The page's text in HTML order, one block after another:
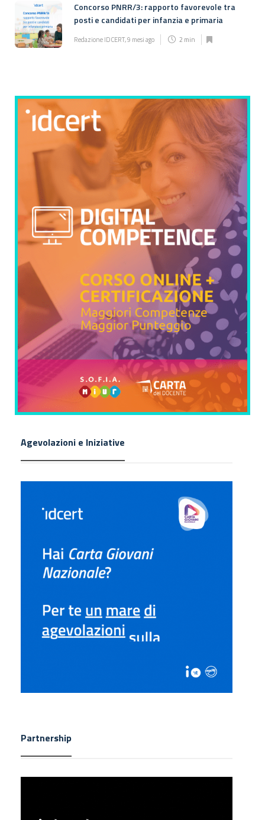
Concorso PNRR/3: rapporto favorevole tra
posti e candidati per infanzia e primaria
Redazione IDCERT,9 mesi ago 2 min
Agevolazioni e Iniziative
Partnership